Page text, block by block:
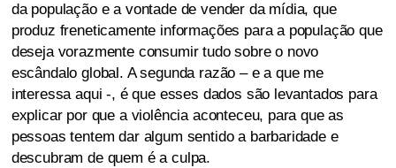
da população e a vontade de vender da mídia, que
produz freneticamente informações para a população que
deseja vorazmente consumir tudo sobre o novo
escândalo global. A segunda razão – e a que me
interessa aqui -, é que esses dados são levantados para
explicar por que a violência aconteceu, para que as
pessoas tentem dar algum sentido a barbaridade e
descubram de quem é a culpa.